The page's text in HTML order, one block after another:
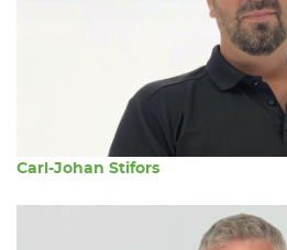
Carl-Johan Stifors